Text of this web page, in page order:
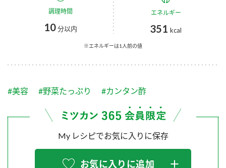
スープ 中華
ふりかけ おすしの素
炊き込みご飯の素 米飯用調味液
つゆ
PIN印
企業理念
ミツカンの歴史
ミツカンを知る
環境への取り組み
ZENB initiative
MIM（ミツカンミュージアム）
販売終了製品のご案内
調理時間
10分以内
エネルギー
351 kcal
※エネルギーは1人前の値
#美容 #野菜たっぷり #カンタン酢
My レシピでお気に入りに保存
お気に入りに追加